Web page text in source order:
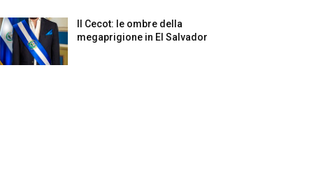
Il Cecot: le ombre della
megaprigione in El Salvador